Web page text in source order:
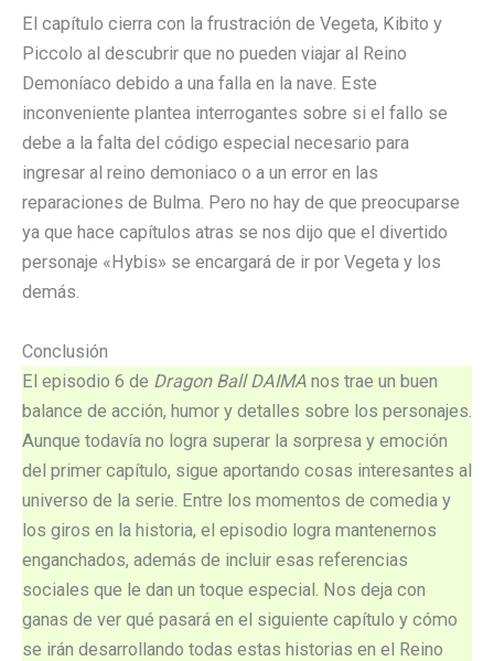
El capítulo cierra con la frustración de Vegeta, Kibito y
Piccolo al descubrir que no pueden viajar al Reino
Demoníaco debido a una falla en la nave. Este
inconveniente plantea interrogantes sobre si el fallo se
debe a la falta del código especial necesario para
ingresar al reino demoniaco o a un error en las
reparaciones de Bulma. Pero no hay de que preocuparse
ya que hace capítulos atras se nos dijo que el divertido
personaje «Hybis» se encargará de ir por Vegeta y los
demás.
Conclusión
El episodio 6 de Dragon Ball DAIMA nos trae un buen
balance de acción, humor y detalles sobre los personajes.
Aunque todavía no logra superar la sorpresa y emoción
del primer capítulo, sigue aportando cosas interesantes al
universo de la serie. Entre los momentos de comedia y
los giros en la historia, el episodio logra mantenernos
enganchados, además de incluir esas referencias
sociales que le dan un toque especial. Nos deja con
ganas de ver qué pasará en el siguiente capítulo y cómo
se irán desarrollando todas estas historias en el Reino